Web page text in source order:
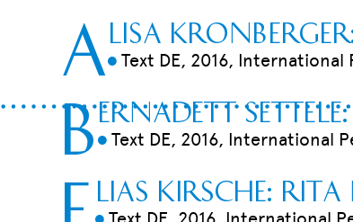
Alisa
9 Text DE, 2016,
Bernadett Settele:
9 Text DE, 2016, International
E lias Kirsche: